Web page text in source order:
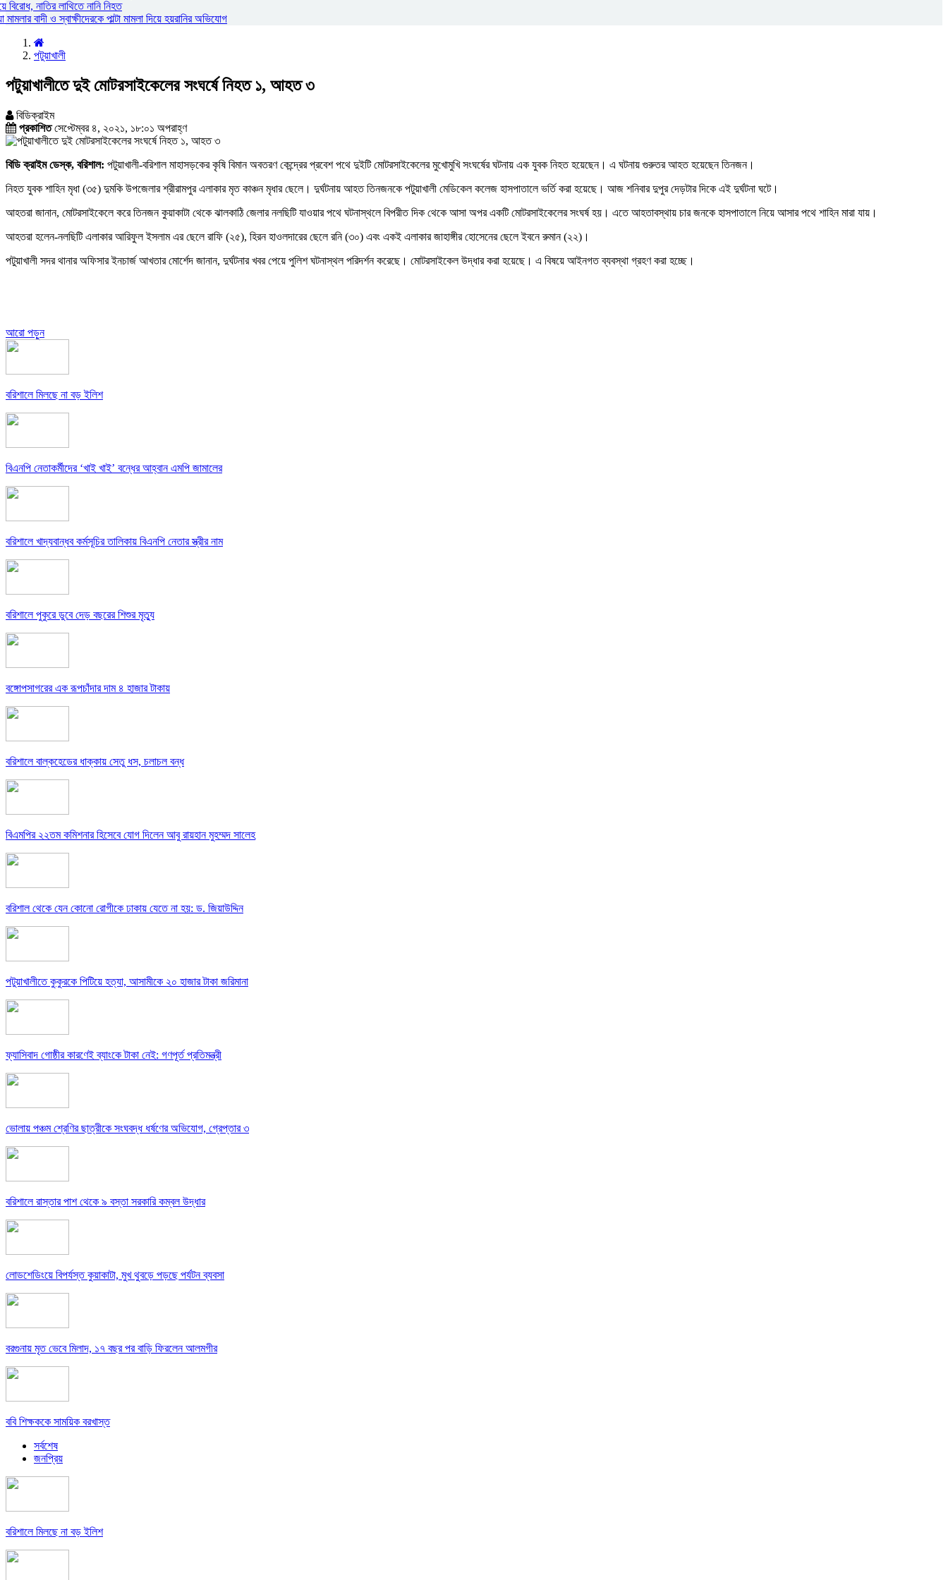
বিরোধ, নাতির লাথিতে নানি নিহত
বাদী ও স্বাক্ষীদেরকে পাল্টা মামলা দিয়ে হয়রানির অভিযোগ
পটুয়াখালী
পটুয়াখালীতে দুই মোটরসাইকেলের সংঘর্ষে নিহত ১, আহত ৩
বিডিক্রাইম
প্রকাশিতসেপ্টেম্বর ৪, ২০২১, ১৮:০১ অপরাহ্ণ
বিডি ক্রাইম ডেস্ক, বরিশাল: পটুয়াখালী-বরিশাল মাহাসড়কের কৃষি বিমান অবতরণ কেন্দ্রের প্রবেশ পথে দুইটি মোটরসাইকেলের মুখোমুখি সংঘর্ষের ঘটনায় এক যুবক নিহত হয়েছেন। এ ঘটনায় গুরুতর আহত হয়েছেন তিনজন।
নিহত যুবক শাহিন মৃধা (৩৫) দুমকি উপজেলার শ্রীরামপুর এলাকার মৃত কাঞ্চন মৃধার ছেলে। দুর্ঘটনায় আহত তিনজনকে পটুয়াখালী মেডিকেল কলেজ হাসপাতালে ভর্তি করা হয়েছে। আজ শনিবার দুপুর দেড়টার দিকে এই দুর্ঘটনা ঘটে।
আহতরা জানান, মোটরসাইকেলে করে তিনজন কুয়াকাটা থেকে ঝালকাঠি জেলার নলছিটি যাওয়ার পথে ঘটনাস্থলে বিপরীত দিক থেকে আসা অপর একটি মোটরসাইকেলের সংঘর্ষ হয়। এতে আহতাবস্থায় চার জনকে হাসপাতালে নিয়ে আসার পথে শাহিন মারা যায়।
আহতরা হলেন-নলছিটি এলাকার আরিফুল ইসলাম এর ছেলে রাফি (২৫), হিরন হাওলদারের ছেলে রনি (৩০) এবং একই এলাকার জাহাঙ্গীর হোসেনের ছেলে ইবনে রুমান (২২)।
পটুয়াখালী সদর থানার অফিসার ইনচার্জ আখতার মোর্শেদ জানান, দুর্ঘটনার খবর পেয়ে পুলিশ ঘটনাস্থল পরিদর্শন করেছে। মোটরসাইকেল উদ্ধার করা হয়েছে। এ বিষয়ে আইনগত ব্যবস্থা গ্রহণ করা হচ্ছে।
আরো পড়ুন
বরিশালে মিলছে না বড় ইলিশ
বিএনপি নেতাকর্মীদের ‘খাই খাই’ বন্ধের আহ্বান এমপি জামালের
বরিশালে খাদ্যবান্ধব কর্মসূচির তালিকায় বিএনপি নেতার স্ত্রীর নাম
বরিশালে পুকুরে ডুবে দেড় বছরের শিশুর মৃত্যু
বঙ্গোপসাগরের এক রূপচাঁদার দাম ৪ হাজার টাকায়
বরিশালে বাল্কহেডের ধাক্কায় সেতু ধস, চলাচল বন্ধ
বিএমপির ২২তম কমিশনার হিসেবে যোগ দিলেন আবু রায়হান মুহম্মদ সালেহ
বরিশাল থেকে যেন কোনো রোগীকে ঢাকায় যেতে না হয়: ড. জিয়াউদ্দিন
পটুয়াখালীতে কুকুরকে পিটিয়ে হত্যা, আসামীকে ২০ হাজার টাকা জরিমানা
ফ্যাসিবাদ গোষ্ঠীর কারণেই ব্যাংকে টাকা নেই: গণপূর্ত প্রতিমন্ত্রী
ভোলায় পঞ্চম শ্রেণির ছাত্রীকে সংঘবদ্ধ ধর্ষণের অভিযোগ, গ্রেপ্তার ৩
বরিশালে রাস্তার পাশ থেকে ৯ বস্তা সরকারি কম্বল উদ্ধার
লোডশেডিংয়ে বিপর্যস্ত কুয়াকাটা, মুখ থুবড়ে পড়ছে পর্যটন ব্যবসা
বরগুনায় মৃত ভেবে মিলাদ, ১৭ বছর পর বাড়ি ফিরলেন আলমগীর
ববি শিক্ষককে সাময়িক বরখাস্ত
সর্বশেষ
জনপ্রিয়
বরিশালে মিলছে না বড় ইলিশ